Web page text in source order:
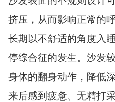
挤压，从而影响正常的
长期以不舒适的角度入
停综合征的发生。沙发
身体的翻身动作，降低
来后感到疲惫、无精打